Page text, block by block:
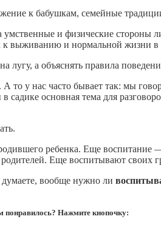
к бабушкам, семейные
и физические стороны
выживанию и нормальной жизни
а объяснять правила
у нас часто бывает так: мы
садике основная тема для
ребенка. Еще воспитание
Еще воспитывают своих
вообще нужно ли
понравилось? Нажмите кнопочку: